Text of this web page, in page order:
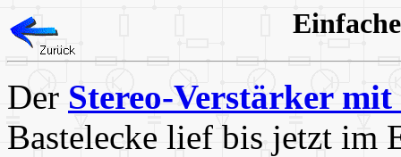
Der Stereo-Verstärker
Bastelecke lief bis jetzt im